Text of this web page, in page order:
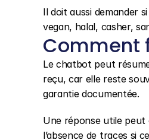
Il doit aussi demander
vegan, halal, casher,
Comment
Le chatbot peut
reçu, car elle reste
garantie documentée.
Une réponse utile peut
l’absence de traces si